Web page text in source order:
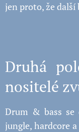
jen proto, že další
Druhá
nositelé
Drum & bass se
jungle, hardcore